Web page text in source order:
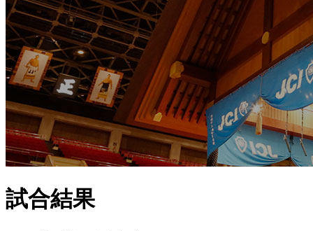
試合結果